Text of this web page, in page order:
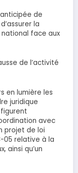
de
la
face aux
de l’activité
en lumière les
juridique
avec
projet de loi
05 relative à la
ainsi qu’un